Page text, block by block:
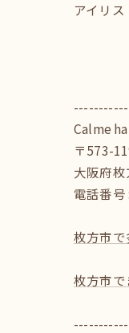
アイリ
Calme
〒573-
大阪府
電話番
枚方市
枚方市